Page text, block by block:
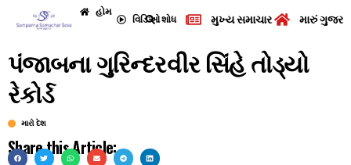
હોમ
વિડિઓશોધ મુખ્ય સમાચાર મારું
પંજાબના ગુરિન્દરવીર સિંહે તોડ્યો
રેકોર્ડ
મારો દેશ
Share this Article: